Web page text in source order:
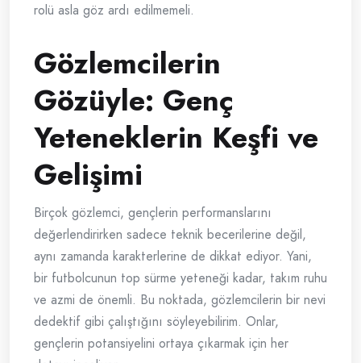
rolü asla göz ardı edilmemeli.
Gözlemcilerin
Gözüyle: Genç
Yeteneklerin Keşfi ve
Gelişimi
Birçok gözlemci, gençlerin performanslarını
değerlendirirken sadece teknik becerilerine değil,
aynı zamanda karakterlerine de dikkat ediyor. Yani,
bir futbolcunun top sürme yeteneği kadar, takım ruhu
ve azmi de önemli. Bu noktada, gözlemcilerin bir nevi
dedektif gibi çalıştığını söyleyebilirim. Onlar,
gençlerin potansiyelini ortaya çıkarmak için her